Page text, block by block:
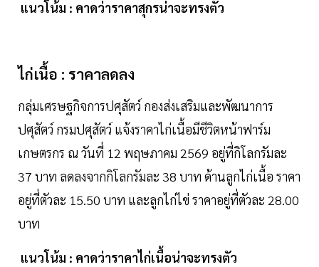
แนวโน้ม : คาดว่าราคาสุกรน่าจะทรงตัว
ไก่เนื้อ : ราคาลดลง
กลุ่มเศรษฐกิจการปศุสัตว์ กองส่งเสริมและพัฒนาการ
ปศุสัตว์ กรมปศุสัตว์ แจ้งราคาไก่เนื้อมีชีวิตหน้าฟาร์ม
เกษตรกร ณ วันที่ 12 พฤษภาคม 2569 อยู่ที่กิโลกรัมละ
37 บาท ลดลงจากกิโลกรัมละ 38 บาท ด้านลูกไก่เนื้อ ราคา
อยู่ที่ตัวละ 15.50 บาท และลูกไก่ไข่ ราคาอยู่ที่ตัวละ 28.00
บาท
แนวโน้ม : คาดว่าราคาไก่เนื้อน่าจะทรงตัว